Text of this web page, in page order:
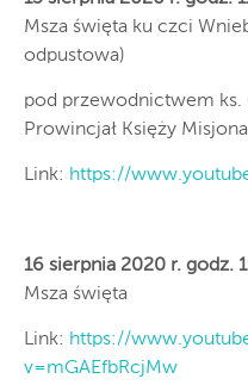
Msza święta ku czci
odpustowa)
pod przewodnictwem ks.
Prowincjał Księży
Link: https://
16 sierpnia 2020 r. godz.
Msza święta
Link: https://
v=mGAEfbRcjMw